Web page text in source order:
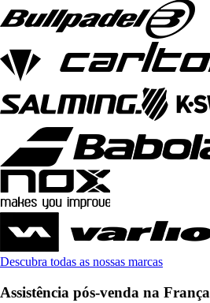
Descubra todas as nossas marcas
Assistência pós-venda na França